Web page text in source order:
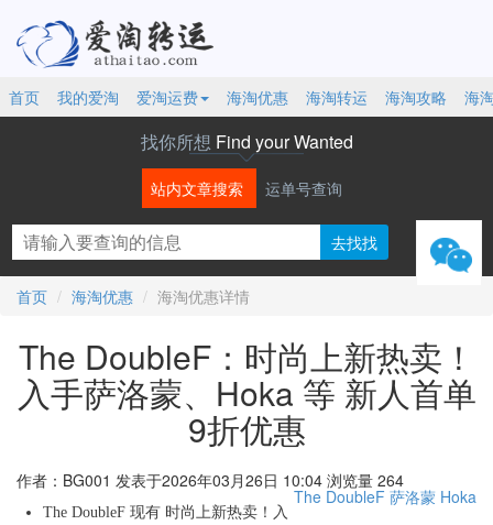
首页 我的爱淘 爱淘运费 海淘优惠 海淘转运 海淘攻略 海
找你所想 Find your Wanted
站内文章搜索 运单号查询
首页 海淘优惠 海淘优惠详情
The DoubleF：时尚上新热卖！
入手萨洛蒙、Hoka 等 新人首单
9折优惠
作者：BG001 发表于2026年03月26日 10:04 浏览量 264
The DoubleF 萨洛蒙 Hoka
The DoubleF 现有 时尚上新热卖！入